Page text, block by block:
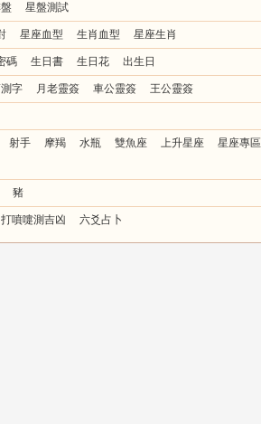
星盤測試
星座血型 生肖血型 星座生肖
碼 生日書 生日花 出生日
字 月老靈簽 車公靈簽 王公靈簽
射手 摩羯 水瓶 雙魚座 上升星座
星座專區
豬
打噴嚏測吉凶 六爻占卜